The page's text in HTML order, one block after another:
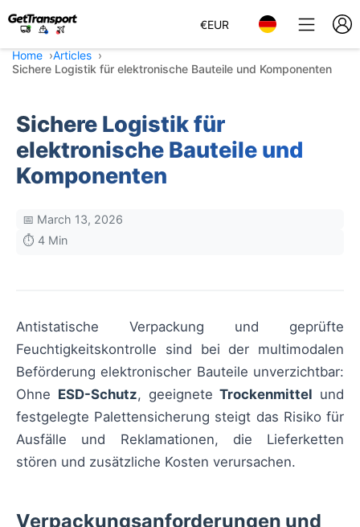
€EUR
Home
Articles
Sichere Logistik für elektronische Bauteile und Komponenten
Sichere Logistik für
elektronische Bauteile und
Komponenten
📅 March 13, 2026
⏱️ 4 Min
Antistatische Verpackung und geprüfte
Feuchtigkeitskontrolle sind bei der multimodalen
Beförderung elektronischer Bauteile unverzichtbar:
Ohne ESD-Schutz, geeigneteTrockenmittel und
festgelegte Palettensicherung steigt das Risiko für
Ausfälle und Reklamationen, die Lieferketten
stören und zusätzliche Kosten verursachen.
Verpackungsanforderungen und